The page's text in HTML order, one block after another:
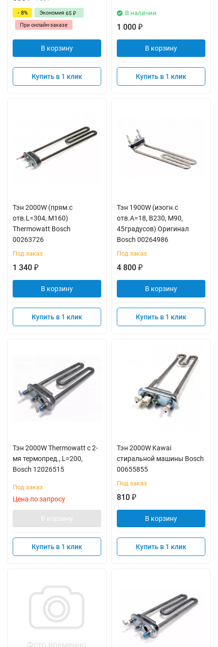
- 8% Экономия 65 ₽
При онлайн-заказе
В корзину
Купить в 1 клик
В наличии
1 000 ₽
В корзину
Купить в 1 клик
Тэн 2000W (прям.с
отв.L=304, M160)
Thermowatt Bosch
00263726
Под заказ
1 340 ₽
В корзину
Купить в 1 клик
Тэн 1900W (изогн.с
отв.A=18, B230, M90,
45градусов) Оригинал
Bosch 00264986
Под заказ
4 800 ₽
В корзину
Купить в 1 клик
Тэн 2000W Thermowatt с 2-
мя термопред., L=200,
Bosch 12026515
Под заказ
Цена по запросу
В корзину
Купить в 1 клик
Тэн 2000W Kawai
стиральной машины Bosch
00655855
Под заказ
810 ₽
В корзину
Купить в 1 клик